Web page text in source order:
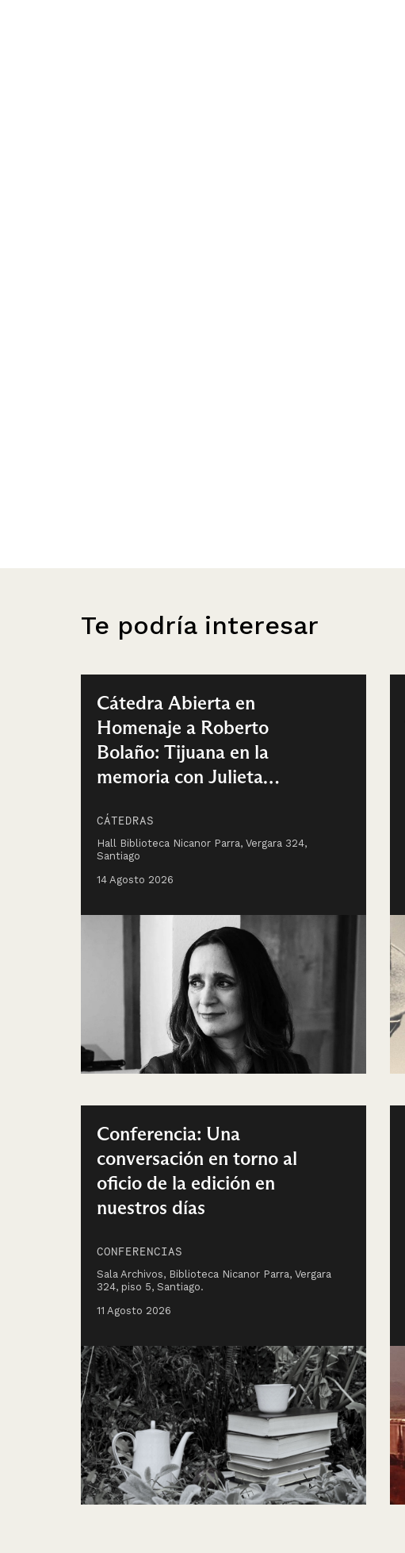
Te podría interesar
Cátedra Abierta en
Homenaje a Roberto
Bolaño: Tijuana en la
memoria con Julieta
CÁTEDRAS
Hall Biblioteca Nicanor Parra, Vergara 324,
Santiago
14 Agosto 2026
Conferencia: Una
conversación en torno al
oficio de la edición en
nuestros días
CONFERENCIAS
Sala Archivos, Biblioteca Nicanor Parra, Vergara
324, piso 5, Santiago.
11 Agosto 2026